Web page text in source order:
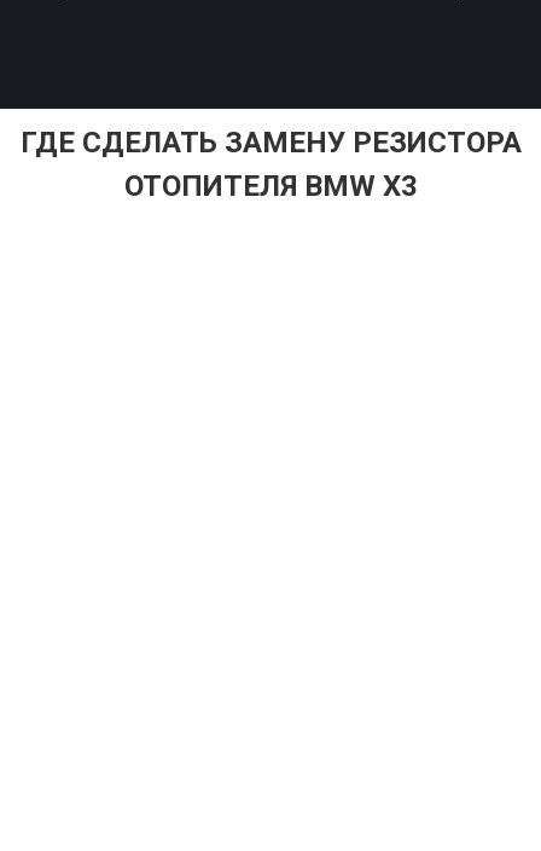
ГДЕ СДЕЛАТЬ ЗАМЕНУ РЕЗИСТОРА
ОТОПИТЕЛЯ BMW X3